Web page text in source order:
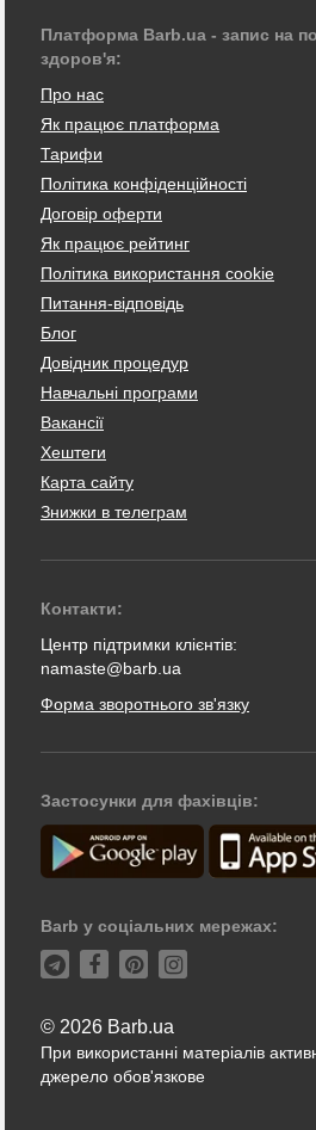
Платформа Barb.ua - запис на
здоров'я:
Про нас
Як працює платформа
Тарифи
Політика конфіденційності
Договір оферти
Як працює рейтинг
Політика використання cookie
Питання-відповідь
Блог
Довідник процедур
Навчальні програми
Вакансії
Хештеги
Карта сайту
Знижки в телеграм
Контакти:
Центр підтримки клієнтів:
namaste@barb.ua
Форма зворотнього зв'язку
Застосунки для фахівців:
Barb у соціальних мережах:
© 2026 Barb.ua
При використанні матеріалів
джерело обов'язкове